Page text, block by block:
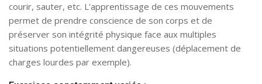
courir, sauter, etc. L'apprentissage de ces mouvements
permet de prendre conscience de son corps et de
préserver son intégrité physique face aux multiples
situations potentiellement dangereuses (déplacement de
charges lourdes par exemple).